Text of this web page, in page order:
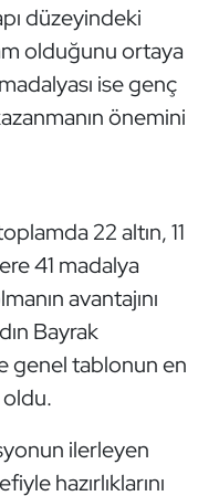
düzeyindeki
olduğunu ortaya
ise genç
önemini
22 altın, 11
41 madalya
avantajını
Bayrak
genel tablonun en
ilerleyen
hazırlıklarını